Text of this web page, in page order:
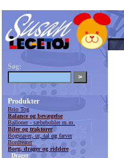
Søg:
Produkter
Brio Tog
Balance og bevægelse
Balloner - sæbebobler m.m.
Biler og traktorer
Bogstaver, ur, tal og farver
Bordteater
Borg, drager og riddere
Drager